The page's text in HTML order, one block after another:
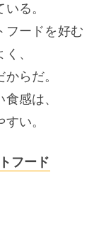
る。
フードを好む
、
らだ。
感は、
い。
フード